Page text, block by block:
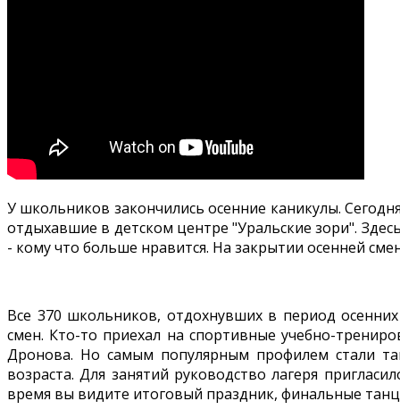
У школьников закончились осенние каникулы.
отдыхавшие в детском центре "Уральские зори".
- кому что больше нравится. На закрытии осенней
Все 370 школьников, отдохнувших в период
смен. Кто-то приехал на спортивные учебно-
Дронова. Но самым популярным профилем стали
возраста. Для занятий руководство лагеря
время вы видите итоговый праздник, финальные